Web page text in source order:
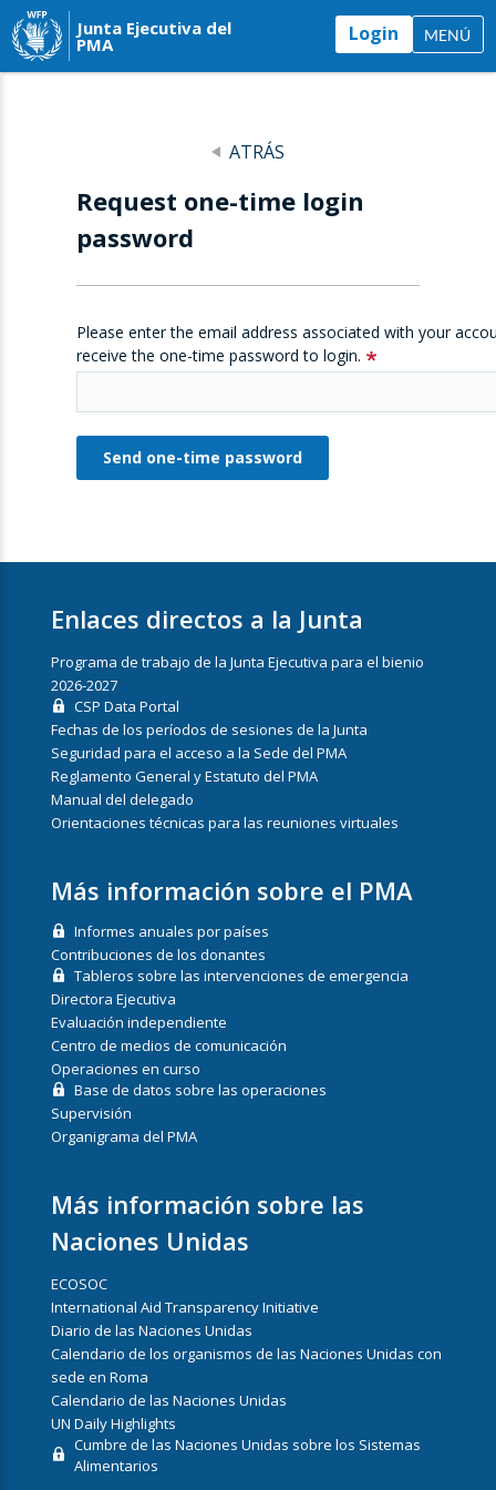
Junta Ejecutiva del
PMA Login MENÚ
ATRÁS
Request one-time login
password
Please enter the email address associated with your
receive the one-time password to login.
Enlaces directos a la Junta
Programa de trabajo de la Junta Ejecutiva para el bienio
2026-2027
CSP Data Portal
Fechas de los períodos de sesiones de la Junta
Seguridad para el acceso a la Sede del PMA
Reglamento General y Estatuto del PMA
Manual del delegado
Orientaciones técnicas para las reuniones virtuales
Más información sobre el PMA
Informes anuales por países
Contribuciones de los donantes
Tableros sobre las intervenciones de emergencia
Directora Ejecutiva
Evaluación independiente
Centro de medios de comunicación
Operaciones en curso
Base de datos sobre las operaciones
Supervisión
Organigrama del PMA
Más información sobre las
Naciones Unidas
ECOSOC
International Aid Transparency Initiative
Diario de las Naciones Unidas
Calendario de los organismos de las Naciones Unidas con
sede en Roma
Calendario de las Naciones Unidas
UN Daily Highlights
Cumbre de las Naciones Unidas sobre los Sistemas
Alimentarios